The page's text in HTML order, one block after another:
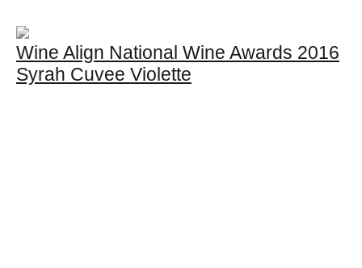
Wine Align National Wine Awards 2016
Syrah Cuvee Violette